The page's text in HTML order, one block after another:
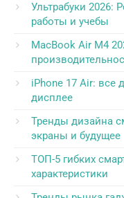
Ультрабуки 2026:
работы и учебы
MacBook Air M4
iPhone 17 Air:
дисплее
Тренды дизайна
экраны и будущее
ТОП-5 гибких
характеристики